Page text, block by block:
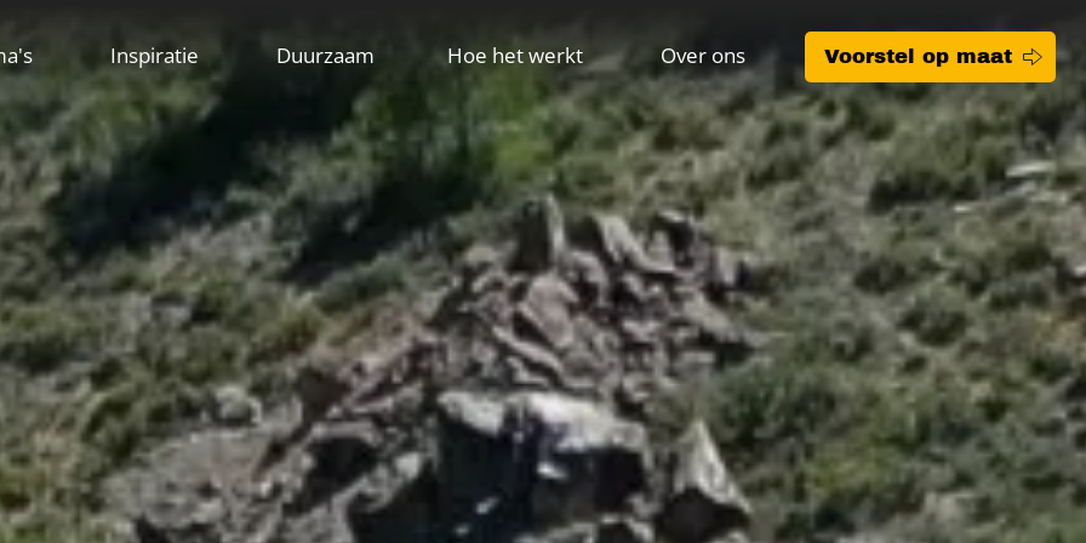
Inspiratie Duurzaam Hoe het werkt Over ons Voorstel op maat